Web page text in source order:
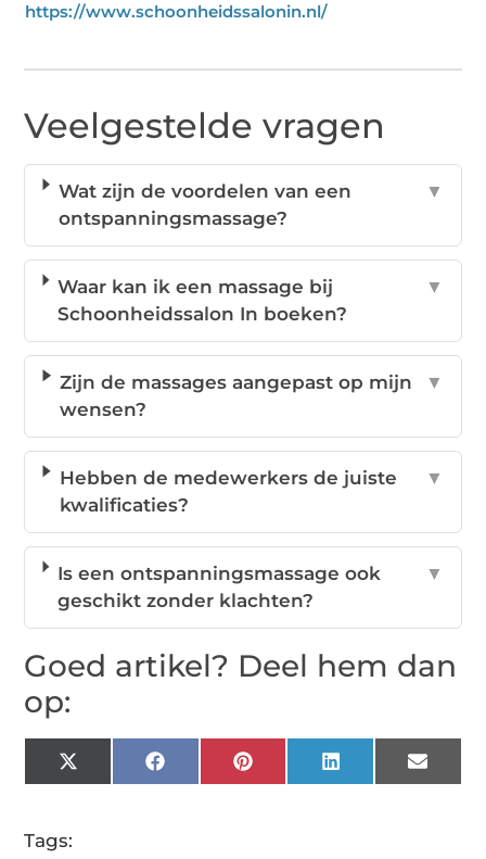
https://www.schoonheidssalonin.nl/
Veelgestelde vragen
Wat zijn de voordelen van een
ontspanningsmassage?
▼
Waar kan ik een massage bij
Schoonheidssalon In boeken?
▼
Zijn de massages aangepast op mijn
wensen?
▼
Hebben de medewerkers de juiste
kwalificaties?
▼
Is een ontspanningsmassage ook
geschikt zonder klachten?
▼
Goed artikel? Deel hem dan
op:
X
(Twitter)
FacebookPinterestLinkedIn Email
Tags: